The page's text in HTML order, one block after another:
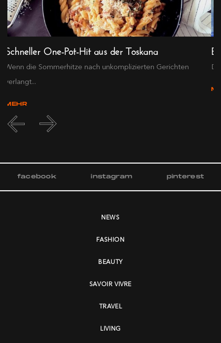
Schneller One-Pot-Hit aus der Toskana
Wenn die Sommerhitze nach unkomplizierten Gerichten
verlangt...
MEHR
facebook instagram pinterest
NEWS
FASHION
BEAUTY
SAVOIR VIVRE
TRAVEL
LIVING